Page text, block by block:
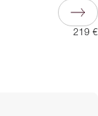
219 €